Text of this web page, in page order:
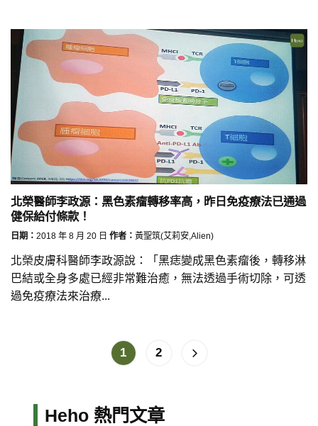
北榮醫師李政源：黑色素瘤轉移率高，昨日免疫療法已通過
健保給付條款！
日期： 2018 年 8 月 20 日 作者： 黃聖筑(艾莉安,Alien)
北榮皮膚科醫師李政源說：「黑痣變成黑色素瘤後，轉移淋
巴結或全身多處已經非常難治癒，無法透過手術切除，可透
過免疫療法來治療...
1 2
Heho 熱門文章